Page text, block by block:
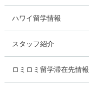
ハワイ留学情報
スタッフ紹介
ロミロミ留学滞在先情報